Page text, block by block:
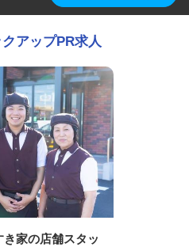
アップPR求人
家の店舗スタッ